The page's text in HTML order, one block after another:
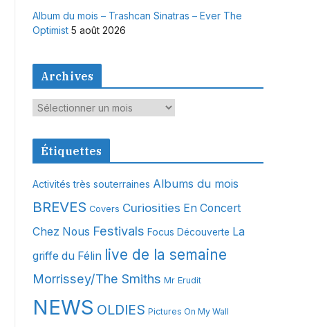
Album du mois – Trashcan Sinatras – Ever The
Optimist 5 août 2026
Archives
A
c
e
s
Étiquettes
Activités très souterraines Albums du mois
BREVES Covers Curiosities En Concert
Chez Nous Festivals Focus Découverte La
griffe du Félin live de la semaine
Morrissey/The Smiths Mr Erudit
NEWS OLDIES Pictures On My Wall